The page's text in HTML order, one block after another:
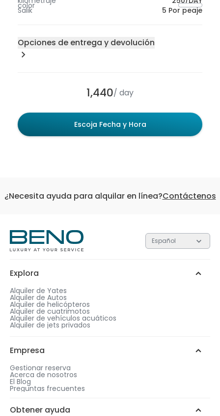
color
Salik 5 Por peaje
Opciones de entrega y devolución
1,440/ day
Escoja Fecha y Hora
Cada uno de los 3 niveles contiene regalos con valores
Añade más días a tu reserva
para ser elegible a un regalo
Después de completar la compra, elige una
duración de alquiler que coincida con el nivel
de regalo de tu elección.
Chat de WhatsApp
¿Necesita ayuda para alquilar en línea?Contáctenos
Español
Explora
Alquiler de Yates
Alquiler de Autos
Alquiler de helicópteros
Alquiler de cuatrimotos
Alquiler de vehículos acuáticos
Alquiler de jets privados
Empresa
Gestionar reserva
Acerca de nosotros
El Blog
Preguntas frecuentes
Obtener ayuda